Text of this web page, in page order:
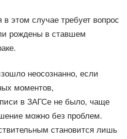
в этом случае требует вопрос
рождены в ставшем
неосознанно, если
моментов,
в ЗАГСе не было, чаще
можно без проблем.
становится лишь